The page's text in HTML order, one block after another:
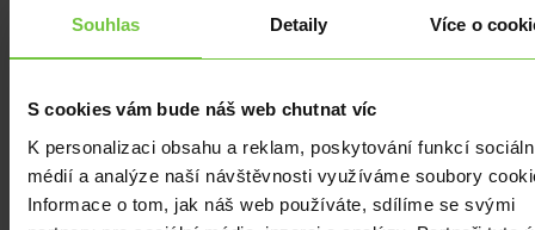
Souhlas Detaily Více o
S cookies vám bude náš web chutnat víc
K personalizaci obsahu a reklam, poskytování funkcí
médií a analýze naší návštěvnosti využíváme soubory
Informace o tom, jak náš web používáte, sdílíme se svými
aby
pro cenné
a burzy…
bylo
dokonce…